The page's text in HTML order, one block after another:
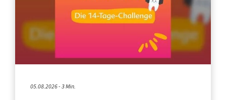
05.08.2026 - 3 Min.